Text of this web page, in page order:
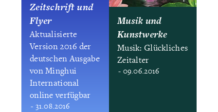
Zeitschrift und
Flyer
Aktualisierte
Version 2016 der
deutschen Ausgabe
von Minghui
International
online verfügbar
- 31.08.2016
Musik und
Kunstwerke
Musik: Glückliches
Zeitalter
- 09.06.2016